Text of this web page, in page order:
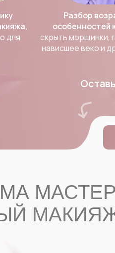
для
Разбор
особенностей
скрыть морщинки,
нависшее веко и